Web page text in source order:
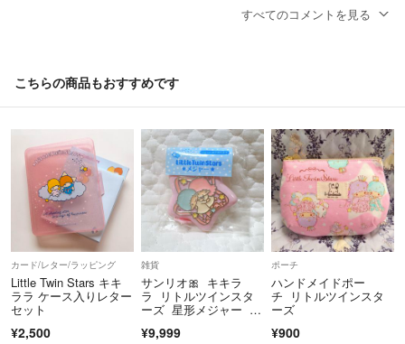
発送は普通郵便のみですので、追跡などはできません。ご了承の上の購
入よろしくお願いいたします。
発送後の郵便トラブルについては基本的には責任負えません。
また発送までの期日を4～7日にしておりますけど、発送準備が出来次
第発送させていただきます。
コメント失礼します。
こちらの商品、「ハンドメイド」の真ん中のタグ無しで作成出来ない
でしょうか？
リボン- 2ヶ月前
すべてのコメントを見る
こちらの商品もおすすめです
カード/レター/ラッピング
Little Twin Stars キキ
ララ ケース入りレター
セット
¥2,500
雑貨
サンリオ🎀 キキラ
ラ リトルツインスタ
ーズ 星形メジャー レ
¥9,999
ポーチ
ハンドメイドポー
チ リトルツインスタ
ーズ
¥900